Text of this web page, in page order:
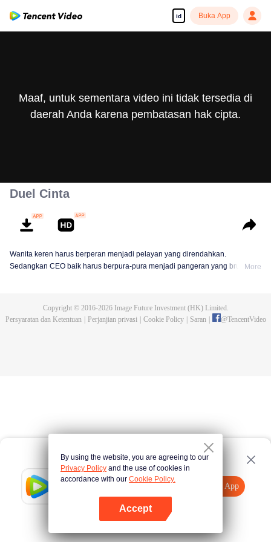
id Buka App
Tencent Video
Buka App
Tekan di sini
Maaf, untuk sementara video ini tidak tersedia di
daerah Anda karena pembatasan hak cipta.
Duel Cinta
Wanita keren harus berperan menjadi pelayan yang direndahkan.
Sedangkan CEO baik harus berpura-pura menjadi pangeran yang brutal. Si
More
Copyright © 2016-2026Image Future Investment (HK) Limited.
Persyaratan dan Ketentuan
Perjanjian privasi Cookie Policy Saran @TencentVideo
By using the website, you are agreeing to our
Privacy Policy and the use of cookies in
accordance with our Cookie Policy.
Accept